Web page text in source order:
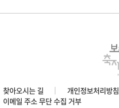
찾아오시는 길 개인정보처리방침
이메일 주소 무단 수집 거부